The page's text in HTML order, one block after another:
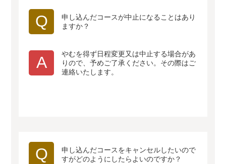
Q
申し込んだコースが中止になることはあり
ますか？
A
やむを得ず日程変更又は中止する場合があ
りので、予めご了承ください。その際はご
連絡いたします。
Q
申し込んだコースをキャンセルしたいので
すがどのようにしたらよいのですか？